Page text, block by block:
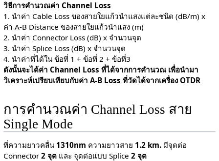
วิธีการคำนวณค่า Channel Loss
1. นำค่า Cable Loss ของสายใยแก้วนำแสงแต่ละชนิด (dB/m) x
ค่า A-B Distance ของสายใยแก้วนำแสง (m)
2. นำค่า Connector Loss (dB) x จำนวนจุด
3. นำค่า Splice Loss (dB) x จำนวนจุด
4. นำค่าที่ได้ใน ข้อที่ 1 + ข้อที่ 2 + ข้อที่3
ดังนั้นจะได้ค่า Channel Loss ที่ได้จากการคำนวณ เพื่อนำมา
วิเคราะห์เปรียบเทียบกับค่า A-B Loss ที่วัดได้จากเครื่อง OTDR
การคำนวณค่า Channel Loss สาย
Single Mode
ที่ความยาวคลื่น 1310nm ความยาวสาย 1.2 km.มีจุดต่อ
Connector 2 จุดและ จุดต่อแบบ Splice 2 จุด